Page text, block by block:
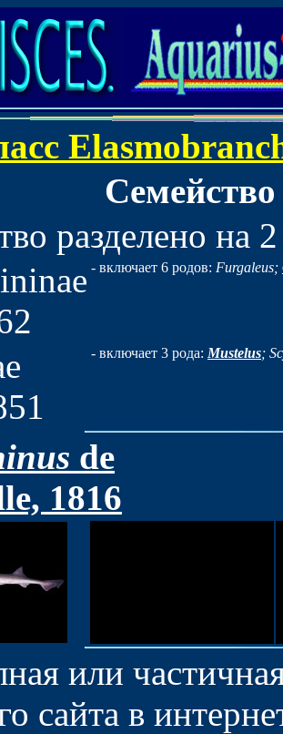
разделено на
- включает 6 родов: Furgaleus;
- включает 3 рода: Mustelus;
de
1816
или
сайта в